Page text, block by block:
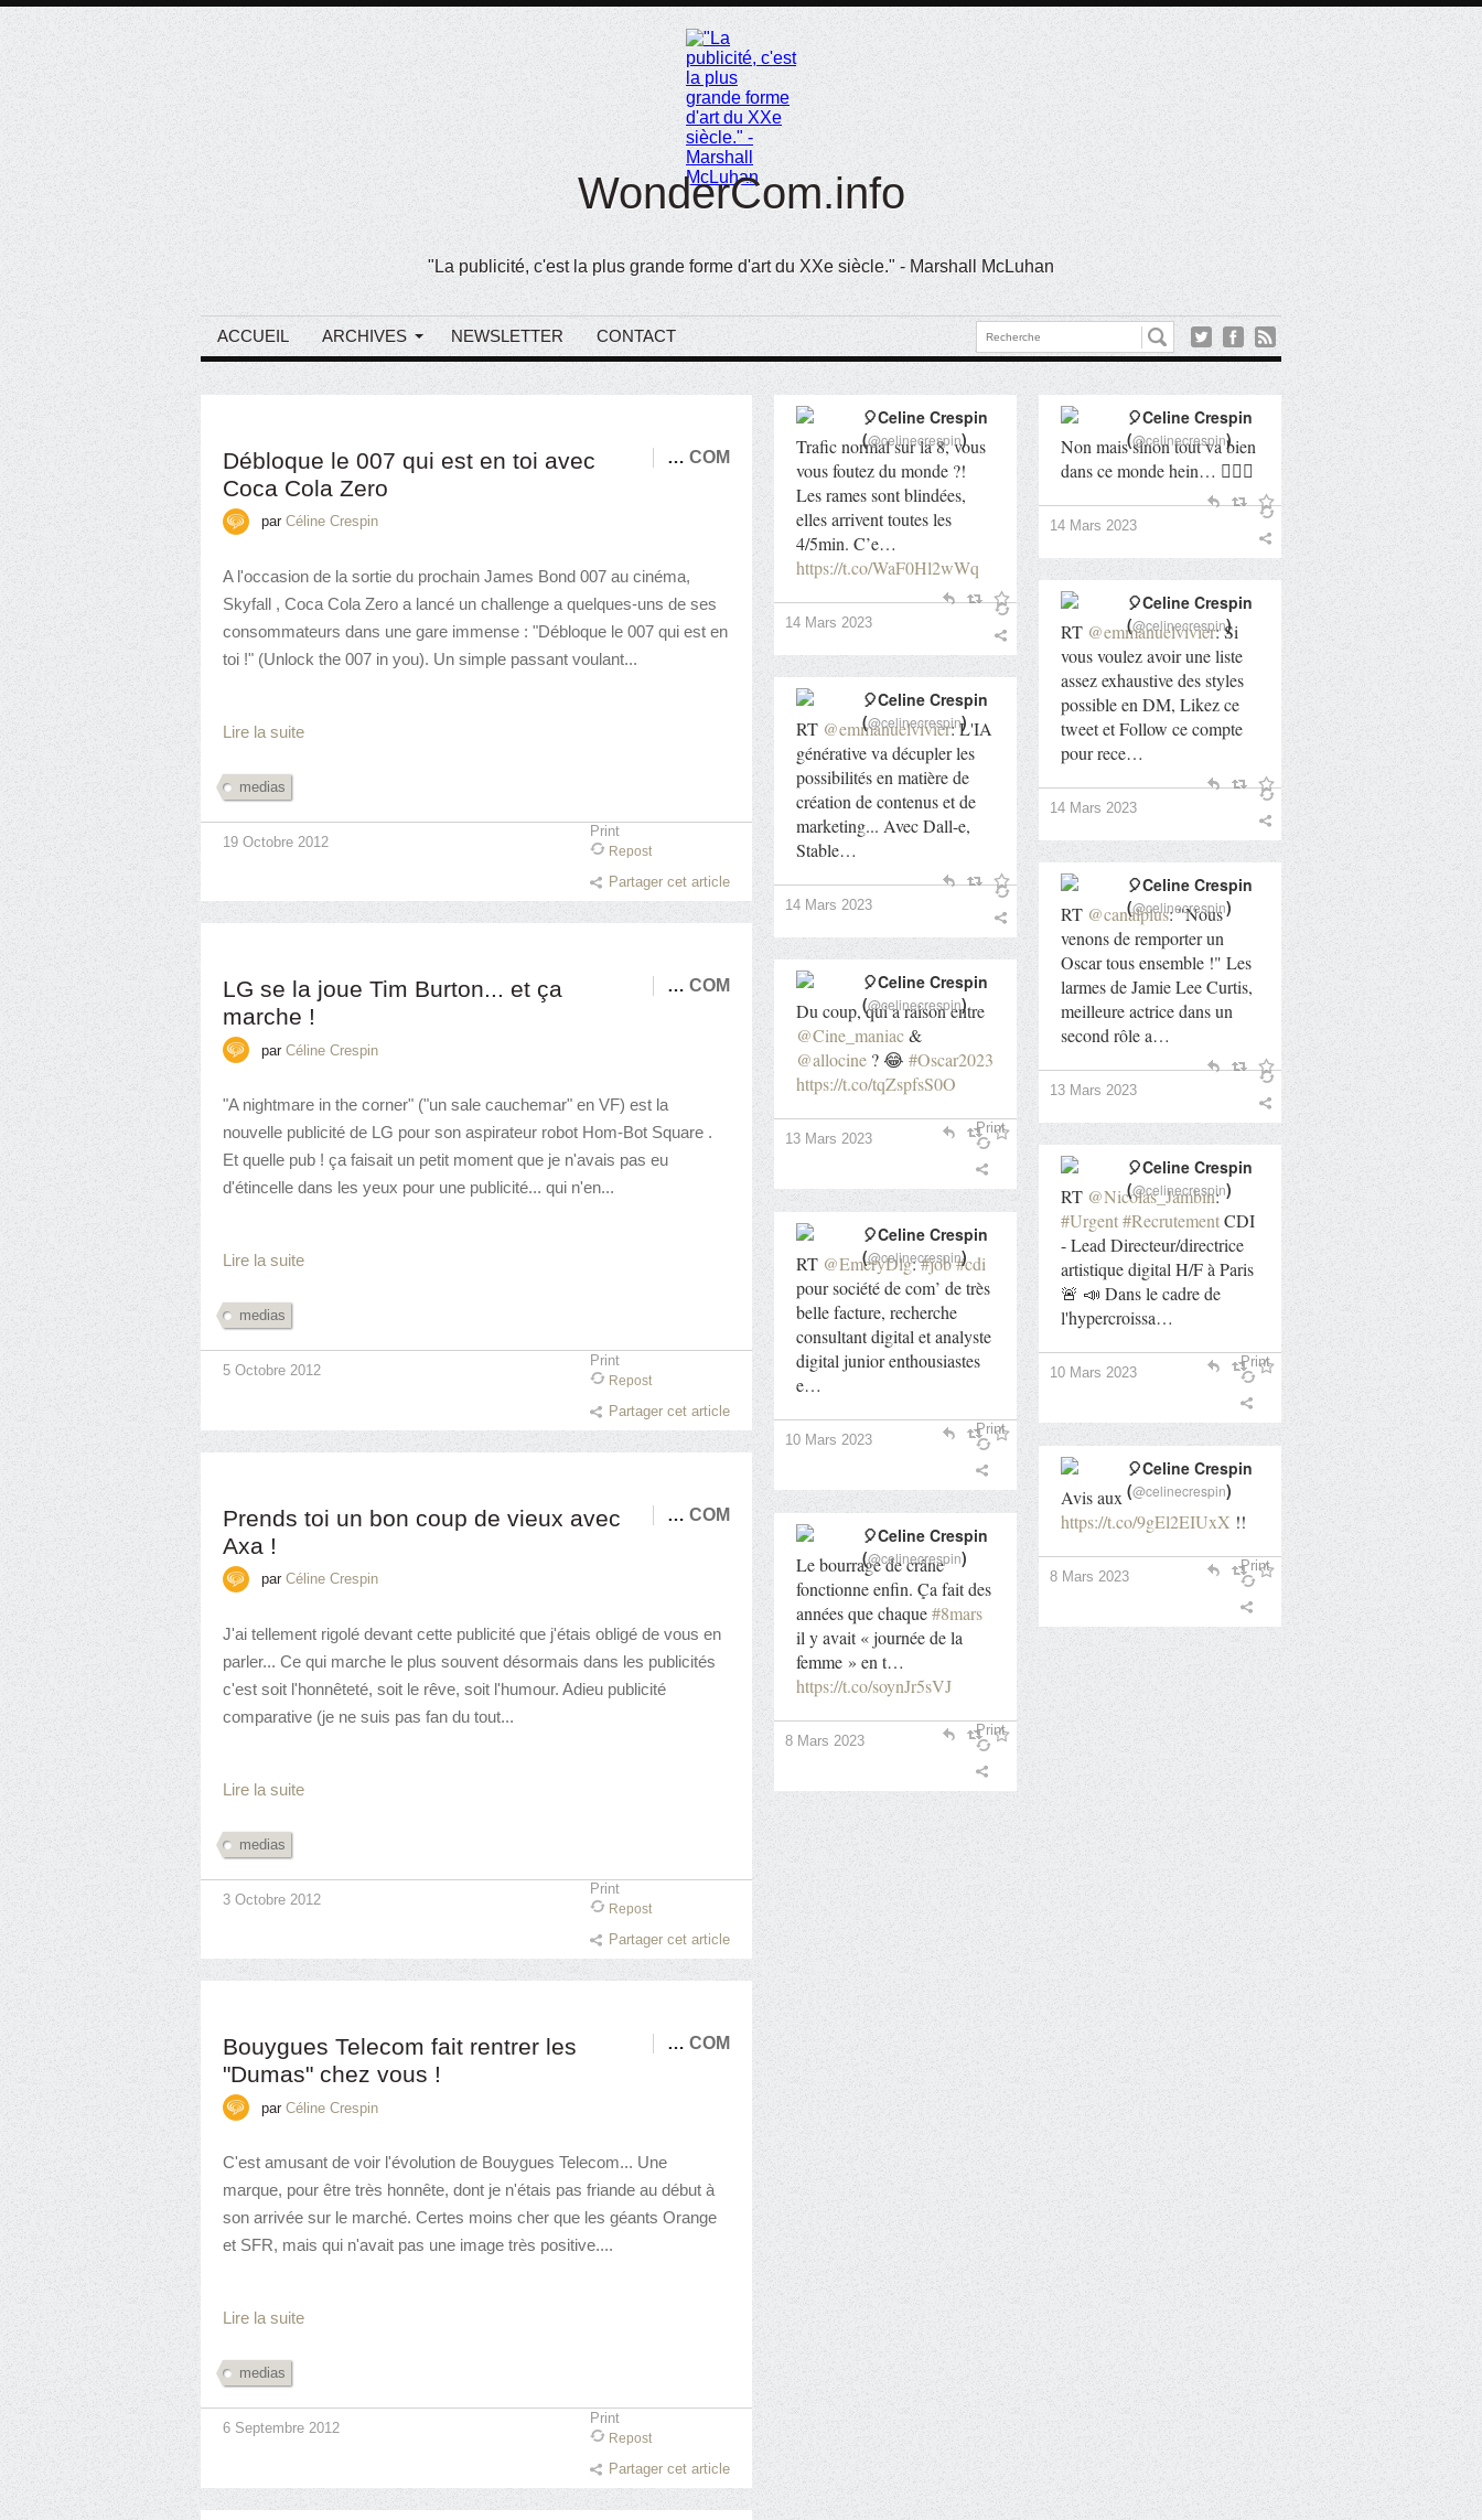
WonderCom.info
"La publicité, c'est la plus grande forme d'art du XXe siècle." - Marshall McLuhan
ACCUEIL ARCHIVES NEWSLETTER CONTACT
Débloque le 007 qui est en toi avec
Coca Cola Zero
… COM
par Céline Crespin
A l'occasion de la sortie du prochain James Bond 007 au cinéma,
Skyfall , Coca Cola Zero a lancé un challenge a quelques-uns de ses
consommateurs dans une gare immense : "Débloque le 007 qui est en
toi !" (Unlock the 007 in you). Un simple passant voulant...
Lire la suite
medias
19 Octobre 2012
Print
Repost
Partager cet article
LG se la joue Tim Burton... et ça
marche !
… COM
par Céline Crespin
"A nightmare in the corner" ("un sale cauchemar" en VF) est la
nouvelle publicité de LG pour son aspirateur robot Hom-Bot Square .
Et quelle pub ! ça faisait un petit moment que je n'avais pas eu
d'étincelle dans les yeux pour une publicité... qui n'en...
Lire la suite
medias
5 Octobre 2012
Print
Repost
Partager cet article
Prends toi un bon coup de vieux avec
Axa !
… COM
par Céline Crespin
J'ai tellement rigolé devant cette publicité que j'étais obligé de vous en
parler... Ce qui marche le plus souvent désormais dans les publicités
c'est soit l'honnêteté, soit le rêve, soit l'humour. Adieu publicité
comparative (je ne suis pas fan du tout...
Lire la suite
medias
3 Octobre 2012
Print
Repost
Partager cet article
Bouygues Telecom fait rentrer les
"Dumas" chez vous !
… COM
par Céline Crespin
C'est amusant de voir l'évolution de Bouygues Telecom... Une
marque, pour être très honnête, dont je n'étais pas friande au début à
son arrivée sur le marché. Certes moins cher que les géants Orange
et SFR, mais qui n'avait pas une image très positive....
Lire la suite
medias
6 Septembre 2012
Print
Repost
Partager cet article
Trafic normal sur la 8, vous
vous foutez du monde ?!
Les rames sont blindées,
elles arrivent toutes les
4/5min. C’e…
https://t.co/WaF0Hl2wWq
🎈Celine Crespin
(@celinecrespin)
14 Mars 2023
Non mais sinon tout va bien
dans ce monde hein… 🤦🏻‍♀️
🎈Celine Crespin
(@celinecrespin)
14 Mars 2023
RT @emmanuelvivier: Si
vous voulez avoir une liste
assez exhaustive des styles
possible en DM, Likez ce
tweet et Follow ce compte
pour rece…
🎈Celine Crespin
(@celinecrespin)
14 Mars 2023
RT @emmanuelvivier: L'IA
générative va décupler les
possibilités en matière de
création de contenus et de
marketing... Avec Dall-e,
Stable…
🎈Celine Crespin
(@celinecrespin)
14 Mars 2023 RT @canalplus: "Nous
venons de remporter un
Oscar tous ensemble !" Les
larmes de Jamie Lee Curtis,
meilleure actrice dans un
second rôle a…
🎈Celine Crespin
(@celinecrespin)
13 Mars 2023
Du coup, qui a raison entre
@Cine_maniac&
@allocine ? 😂 #Oscar2023
https://t.co/tqZspfsS0O
🎈Celine Crespin
(@celinecrespin)
13 Mars 2023
Print
RT @Nicolas_Jambin:
#Urgent#RecrutementCDI
- Lead Directeur/directrice
artistique digital H/F à Paris
🚨 📣 Dans le cadre de
l'hypercroissa…
🎈Celine Crespin
(@celinecrespin)
10 Mars 2023
Print
RT @EmeryDlg:#job#cdi
pour société de com’ de très
belle facture, recherche
consultant digital et analyste
digital junior enthousiastes
e…
🎈Celine Crespin
(@celinecrespin)
10 Mars 2023
Print
Avis aux
https://t.co/9gEl2EIUxX !!
🎈Celine Crespin
(@celinecrespin)
8 Mars 2023
Print
Le bourrage de crâne
fonctionne enfin. Ça fait des
années que chaque#8mars
il y avait « journée de la
femme » en t…
https://t.co/soynJr5sVJ
🎈Celine Crespin
(@celinecrespin)
8 Mars 2023
Print